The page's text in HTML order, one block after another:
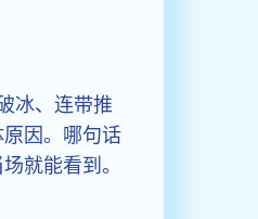
冰、连带推
因。哪句话
就能看到。